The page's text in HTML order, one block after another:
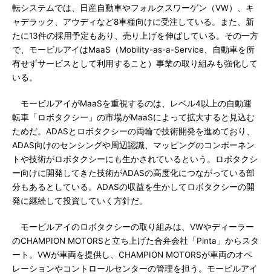
転システムでは、日産自動車やフォルクスワーゲン（VW）、キ
ャデラック、アウディなど8車種向けに受注している。また、新
たに13件の採用予定もあり、売り上げを伸ばしている。その一方
で、モービルアイはMaaS（Mobility-as-a-Service、自動車を所
有せずサービスとして利用すること）事業の取り組みも強化して
いる。
モービルアイがMaaSを重視するのは、レベル4以上の自動運
転車「ロボタクシー」の市場がMaaSによって拡大すると見込む
ためだ。ADASとロボタクシーの両輪で技術開発を進めており、
ADAS向けのセンシングや周辺認識、マッピングのコンポーネン
トや技術がロボタクシーにも生かされているという。ロボタクシ
ー向けに開発してきた技術がADASの高度化につながっている部
分もあるとしている。ADASの収益を生かしてロボタクシーの開
発に継続して投資していく方針だ。
モービルアイのロボタクシーの取り組みは、VWやディーラー
のCHAMPION MOTORSと立ち上げた合弁会社「Pinta」からスタ
ート。VWが車両を提供し、CHAMPION MOTORSが車両のオペ
レーションやコントロールセンターの管理を担う。モービルアイ